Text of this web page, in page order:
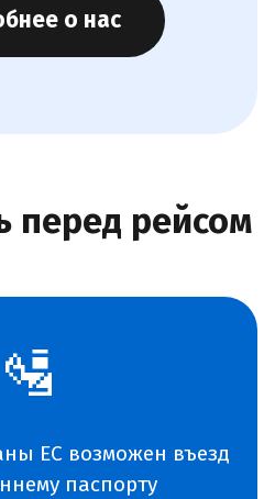
о нас
перед рейсом
🛂
ЕС возможен въезд
паспорту